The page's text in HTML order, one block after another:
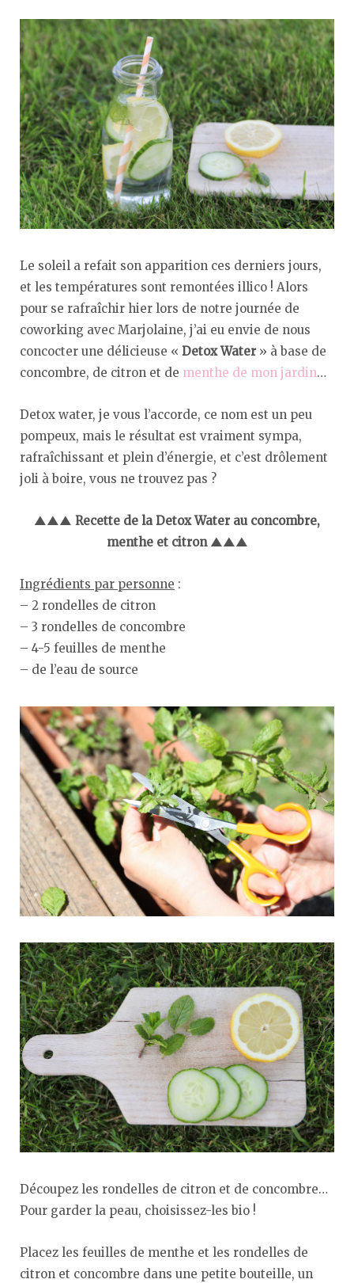
Le soleil a refait son apparition ces derniers jours,
et les températures sont remontées illico ! Alors
pour se rafraîchir hier lors de notre journée de
coworking avec Marjolaine, j’ai eu envie de nous
concocter une délicieuse « Detox Water » à base de
concombre, de citron et de menthe de mon jardin…
Detox water, je vous l’accorde, ce nom est un peu
pompeux, mais le résultat est vraiment sympa,
rafraîchissant et plein d’énergie, et c’est drôlement
joli à boire, vous ne trouvez pas ?
▲▲▲ Recette de la Detox Water au concombre,
menthe et citron ▲▲▲
Ingrédients par personne :
– 2 rondelles de citron
– 3 rondelles de concombre
– 4-5 feuilles de menthe
– de l’eau de source
Découpez les rondelles de citron et de concombre…
Pour garder la peau, choisissez-les bio !
Placez les feuilles de menthe et les rondelles de
citron et concombre dans une petite bouteille, un